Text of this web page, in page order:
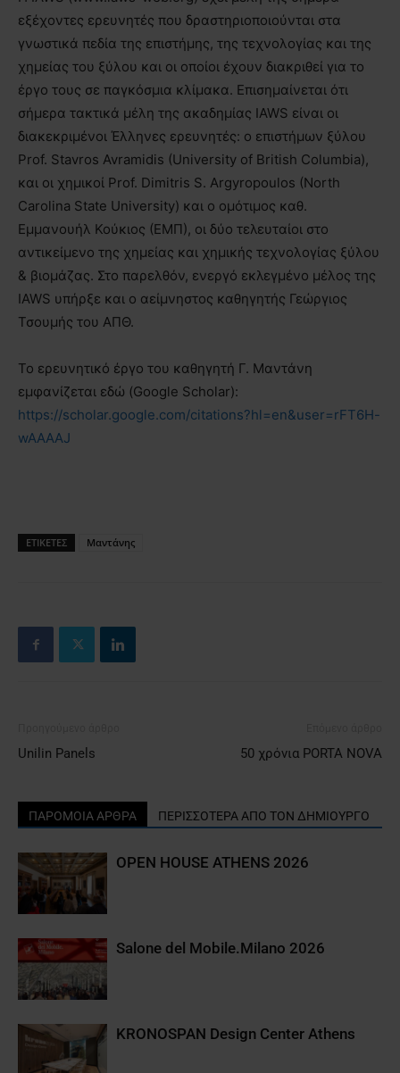
εξέχοντες ερευνητές που δραστηριοποιούνται στα
γνωστικά πεδία της επιστήμης, της τεχνολογίας και της
χημείας του ξύλου και οι οποίοι έχουν διακριθεί για το
έργο τους σε παγκόσμια κλίμακα. Επισημαίνεται ότι
σήμερα τακτικά μέλη της ακαδημίας IAWS είναι οι
διακεκριμένοι Έλληνες ερευνητές: ο επιστήμων ξύλου
Prof. Stavros Avramidis (University of British Columbia),
και οι χημικοί Prof. Dimitris S. Argyropoulos (North
Carolina State University) και ο ομότιμος καθ.
Εμμανουήλ Κούκιος (ΕΜΠ), οι δύο τελευταίοι στο
αντικείμενο της χημείας και χημικής τεχνολογίας ξύλου
& βιομάζας. Στο παρελθόν, ενεργό εκλεγμένο μέλος της
IAWS υπήρξε και ο αείμνηστος καθηγητής Γεώργιος
Τσουμής του ΑΠΘ.
Το ερευνητικό έργο του καθηγητή Γ. Μαντάνη
εμφανίζεται εδώ (Google Scholar):
https://scholar.google.com/citations?hl=en&user=rFT6H-
wAAAAJ
ΕΤΙΚΕΤΕΣ Μαντάνης
Unilin Panels 50 χρόνια PORTA NOVA
ΠΑΡΟΜΟΙΑ ΑΡΘΡΑ ΠΕΡΙΣΣΟΤΕΡΑ ΑΠΟ ΤΟΝ ΔΗΜΙΟΥΡΓΟ
OPEN HOUSE ATHENS 2026
Salone del Mobile.Milano 2026
KRONOSPAN Design Center Athens